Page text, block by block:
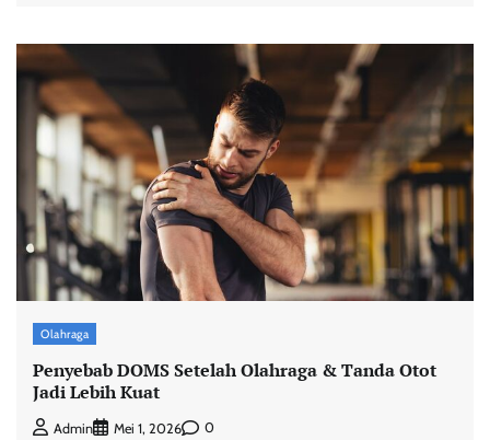
Olahraga
Penyebab DOMS Setelah Olahraga & Tanda Otot
Jadi Lebih Kuat
Admin Mei 1, 2026 0